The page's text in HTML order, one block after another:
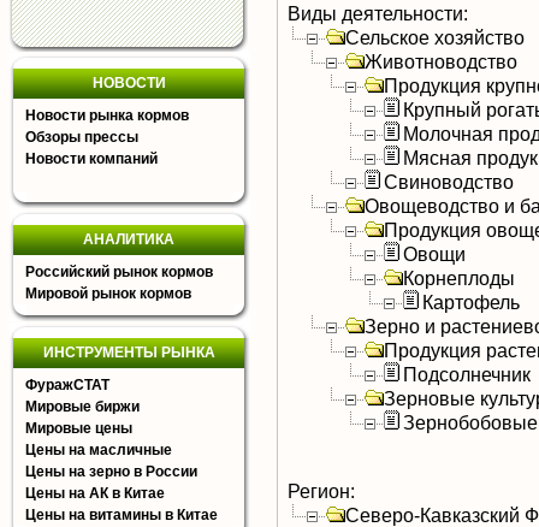
НОВОСТИ
Новости рынка кормов
Обзоры прессы
Новости компаний
АНАЛИТИКА
Российский рынок кормов
Мировой рынок кормов
ИНСТРУМЕНТЫ РЫНКА
ФуражСТАТ
Мировые биржи
Мировые цены
Цены на масличные
Цены на зерно в России
Цены на АК в Китае
Цены на витамины в Китае
Виды деятельности:
Сельское хозяйство
Животноводство
Продукция
Крупный
Молочная
Мясная
Свиноводство
Овощеводство и
Продукция
Овощи
Корнеплоды
Картофель
Зерно и
Продукция
Подсолнечник
Зерновые
Зернобобовые
Регион:
Северо-Кавказский